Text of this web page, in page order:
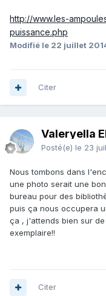
http://www.les-
puissance.php
Modifié le 22 juillet
Citer
Valeryella
Posté(e) le 23
Nous tombons dans
une photo serait une
bureau pour des
puis ça nous occupera
ça , j'attends bien sur
exemplaire!!
Citer